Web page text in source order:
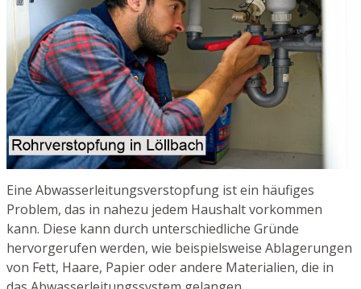
Eine Abwasserleitungsverstopfung ist ein häufiges
Problem, das in nahezu jedem Haushalt vorkommen
kann. Diese kann durch unterschiedliche Gründe
hervorgerufen werden, wie beispielsweise Ablagerungen
von Fett, Haare, Papier oder andere Materialien, die in